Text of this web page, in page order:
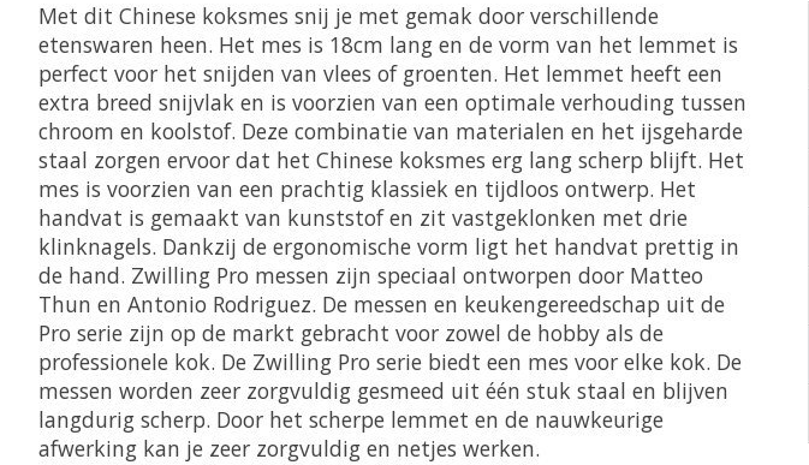
Met dit Chinese koksmes snij je met gemak door verschillende
etenswaren heen. Het mes is 18cm lang en de vorm van het lemmet is
perfect voor het snijden van vlees of groenten. Het lemmet heeft een
extra breed snijvlak en is voorzien van een optimale verhouding tussen
chroom en koolstof. Deze combinatie van materialen en het ijsgeharde
staal zorgen ervoor dat het Chinese koksmes erg lang scherp blijft. Het
mes is voorzien van een prachtig klassiek en tijdloos ontwerp. Het
handvat is gemaakt van kunststof en zit vastgeklonken met drie
klinknagels. Dankzij de ergonomische vorm ligt het handvat prettig in
de hand. Zwilling Pro messen zijn speciaal ontworpen door Matteo
Thun en Antonio Rodriguez. De messen en keukengereedschap uit de
Pro serie zijn op de markt gebracht voor zowel de hobby als de
professionele kok. De Zwilling Pro serie biedt een mes voor elke kok. De
messen worden zeer zorgvuldig gesmeed uit één stuk staal en blijven
langdurig scherp. Door het scherpe lemmet en de nauwkeurige
afwerking kan je zeer zorgvuldig en netjes werken.